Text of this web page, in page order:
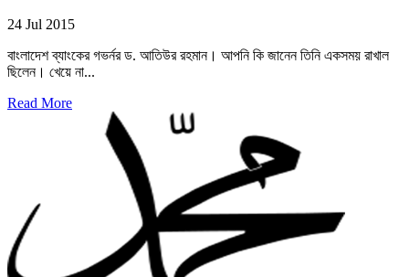
24 Jul 2015
বাংলাদেশ ব্যাংকের গভর্নর ড. আতিউর রহমান। আপনি কি জানেন তিনি একসময় রাখাল
ছিলেন। খেয়ে না...
Read More